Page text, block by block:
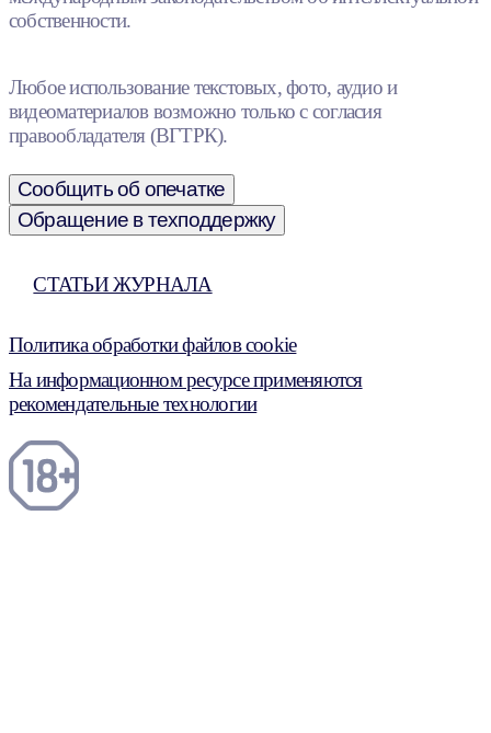
собственности.
Любое использование текстовых, фото, аудио и
видеоматериалов возможно только с согласия
правообладателя (ВГТРК).
Сообщить об опечатке
Обращение в техподдержку
СТАТЬИ ЖУРНАЛА
Политика обработки файлов cookie
На информационном ресурсе применяются
рекомендательные технологии